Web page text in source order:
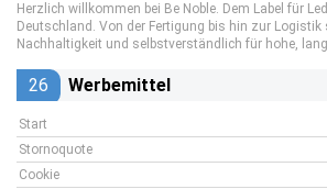
Herzlich willkommen bei Be Noble. Dem Label für
Deutschland. Von der Fertigung bis hin zur Logistik
Nachhaltigkeit und selbstverständlich für hohe,
26 Werbemittel
Start
Stornoquote
Cookie